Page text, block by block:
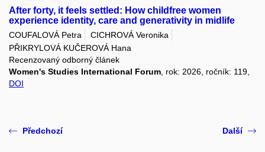
After forty, it feels settled: How childfree women
experience identity, care and generativity in midlife
COUFALOVÁ Petra
CICHROVÁ Veronika
PŘIKRYLOVÁ KUČEROVÁ Hana
Recenzovaný odborný článek
Women's Studies International Forum , rok: 2026, ročník: 119,
DOI
Předchozí Další